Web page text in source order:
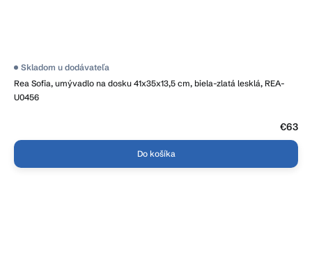
Rea Sofia, umývadlo na dosku 41x35x13,5 cm, biela-zlatá lesklá, REA-
U0456
Skladom u dodávateľa
€63
Do košíka